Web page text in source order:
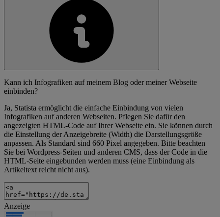
Kann ich Infografiken auf meinem Blog oder meiner Webseite
einbinden?
Ja, Statista ermöglicht die einfache Einbindung von vielen
Infografiken auf anderen Webseiten. Pflegen Sie dafür den
angezeigten HTML-Code auf Ihrer Webseite ein. Sie können durch
die Einstellung der Anzeigebreite (Width) die Darstellungsgröße
anpassen. Als Standard sind 660 Pixel angegeben. Bitte beachten
Sie bei Wordpress-Seiten und anderen CMS, dass der Code in die
HTML-Seite eingebunden werden muss (eine Einbindung als
Artikeltext reicht nicht aus).
Anzeige